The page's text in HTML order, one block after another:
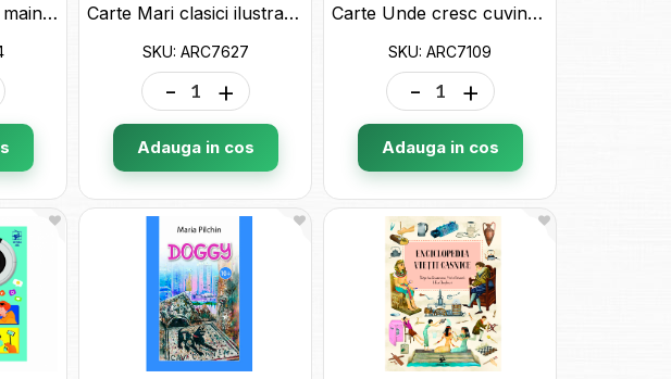
Carte Cit mai avem mainile libere-liliana Armasu ARC7634 Carte Mari clasici ilustrati. Ocolul pamintului in 80 zile ARC7627
SKU: ARC7627
- +
Adauga in cos
Carte Unde cresc cuvintele ARC7109
SKU: ARC7109
- +
Adauga in cos